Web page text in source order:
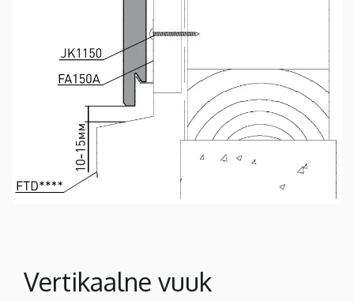
Vertikaalne vuuk